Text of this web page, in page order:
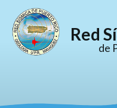
Red
de